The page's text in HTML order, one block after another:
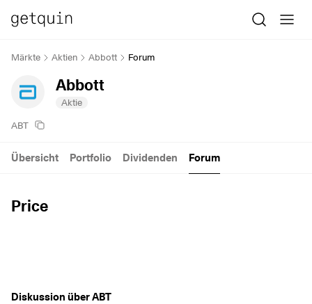
Märkte Aktien Abbott Forum
Abbott
Aktie
ABT
Price
Übersicht Portfolio Dividenden Forum
Diskussion über ABT